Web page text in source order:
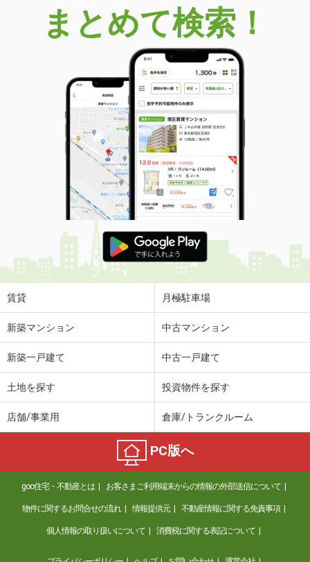
福島県郡山市田村町徳定字下河原
価 格
4.70万円
福島県郡山市田村町徳定字下河原
34m²
間取り
ワンルーム
福島県郡山市字十貫河原
価 格
4.60万円
住 所
福島県郡山市字十貫河原
専有面積 23.18m²
間取り
1K
福島県福島市小倉寺字中ノ内
価 格
4.20万円
住 所
福島県福島市小倉寺字中ノ内
専有面積
福島県郡山市田村町徳定字下河原
4.10万円
福島県福島市大森字城ノ内
6.10万円
住 所
福島県福島市大森字城ノ内
専有面積 53.34m²
間取り
1LDK
福島県福島市飯坂町湯野字銚子口
まとめて検索！
賃貸 月極駐車場
新築マンション 中古マンション
新築一戸建て 中古一戸建て
土地を探す 投資物件を探す
店舗/事業用 倉庫/トランクルーム
PC版へ
goo住宅・不動産とは お客さまご利用端末からの情報の外部送信について
物件に関するお問合せの流れ 情報提供元 不動産情報に関する免責事項
個人情報の取り扱いについて 消費税に関する表記について